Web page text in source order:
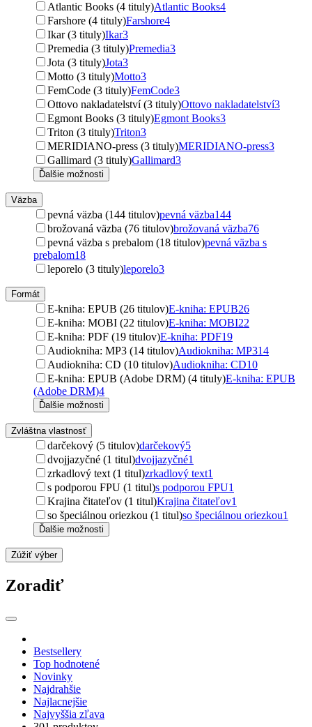
Atlantic Books (4 tituly)Atlantic Books4
Farshore (4 tituly)Farshore4
Ikar (3 tituly)Ikar3
Premedia (3 tituly)Premedia3
Jota (3 tituly)Jota3
Motto (3 tituly)Motto3
FemCode (3 tituly)FemCode3
Ottovo nakladatelství (3 tituly)Ottovo nakladatelství3
Egmont Books (3 tituly)Egmont Books3
Triton (3 tituly)Triton3
MERIDIANO-press (3 tituly)MERIDIANO-press3
Gallimard (3 tituly)Gallimard3
Ďalšie možnosti
Väzba
pevná väzba (144 titulov)pevná väzba144
brožovaná väzba (76 titulov)brožovaná väzba76
pevná väzba s prebalom (18 titulov)pevná väzba s
prebalom18
leporelo (3 tituly)leporelo3
Formát
E-kniha: EPUB (26 titulov)E-kniha: EPUB26
E-kniha: MOBI (22 titulov)E-kniha: MOBI22
E-kniha: PDF (19 titulov)E-kniha: PDF19
Audiokniha: MP3 (14 titulov)Audiokniha: MP314
Audiokniha: CD (10 titulov)Audiokniha: CD10
E-kniha: EPUB (Adobe DRM) (4 tituly)E-kniha: EPUB
(Adobe DRM)4
Ďalšie možnosti
Zvláštna vlastnosť
darčekový (5 titulov)darčekový5
dvojjazyčné (1 titul)dvojjazyčné1
zrkadlový text (1 titul)zrkadlový text1
s podporou FPU (1 titul)s podporou FPU1
Krajina čitateľov (1 titul)Krajina čitateľov1
so špeciálnou oriezkou (1 titul)so špeciálnou oriezkou1
Ďalšie možnosti
Zúžiť výber
Zoradiť
Bestsellery
Top hodnotené
Novinky
Najdrahšie
Najlacnejšie
Najvyššia zľava